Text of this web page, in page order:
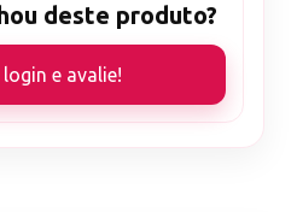
deste produto?
login e avalie!